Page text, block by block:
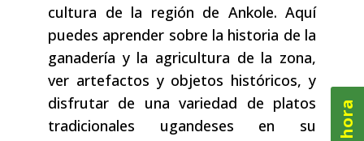
cultura de la región de Ankole. Aquí
puedes aprender sobre la historia de la
ganadería y la agricultura de la zona,
ver artefactos y objetos históricos, y
disfrutar de una variedad de platos
tradicionales ugandeses en su